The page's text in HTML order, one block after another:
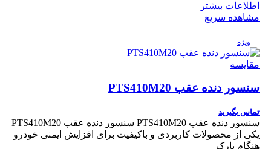
اطلاعات بیشتر
مشاهده سریع
ویژه
مقایسه
سنسور دنده عقب PTS410M20
تماس بگیرید
سنسور دنده عقب PTS410M20 سنسور دنده عقب PTS410M20
یکی از محصولات کاربردی و باکیفیت برای افزایش ایمنی خودرو
هنگام پارک